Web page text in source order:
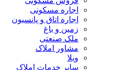
اجاره مسکونی
اجاره اتاق و پانسیون
زمین و باغ
ملک صنعتی
مشاور املاک
ویلا
سایر خدمات املاک